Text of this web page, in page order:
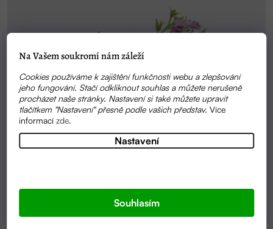
Na Vašem soukromí nám záleží
Cookies používáme k zajištění funkčnosti webu a zlepšování
jeho fungování. Stačí odkliknout souhlas a můžete nerušeně
procházet naše stránky. Nastavení si také můžete upravit
tlačítkem "Nastavení" přesně podle vašich představ.Více
informacízde.
Nastavení
Souhlasím